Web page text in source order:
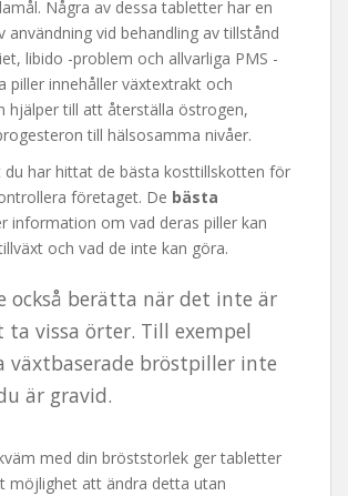
Några av dessa tabletter har en
användning vid behandling av tillstånd
libido -problem och allvarliga PMS -
piller innehåller växtextrakt och
hjälper till att återställa östrogen,
till hälsosamma nivåer.
har hittat de bästa kosttillskotten för
företaget. De bästa
information om vad deras piller kan
och vad de inte kan göra.
också berätta när det inte är
vissa örter. Till exempel
växtbaserade bröstpiller inte
är gravid.
med din bröststorlek ger tabletter
möjlighet att ändra detta utan